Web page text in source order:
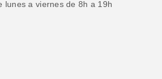
lunes a viernes de 8h a 19h